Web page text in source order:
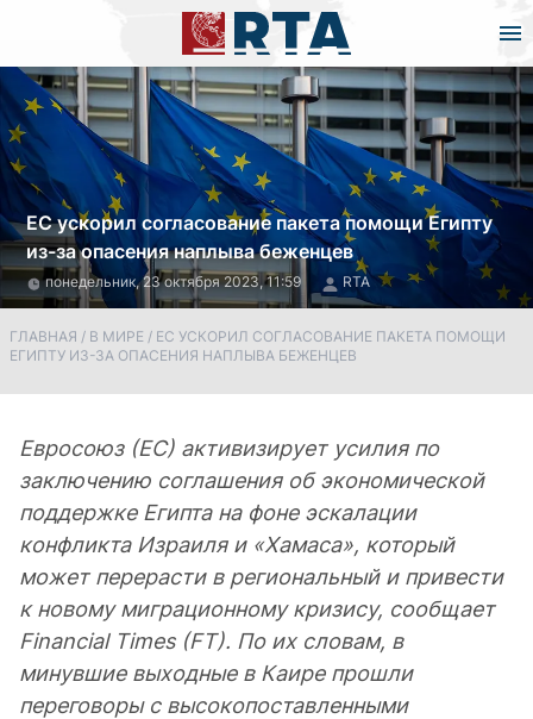
ЕС ускорил согласование пакета помощи Египту
из-за опасения наплыва беженцев
понедельник, 23 октября 2023, 11:59 RTA
ГЛАВНАЯ / В МИРЕ / ЕС УСКОРИЛ СОГЛАСОВАНИЕ ПАКЕТА ПОМОЩИ
ЕГИПТУ ИЗ-ЗА ОПАСЕНИЯ НАПЛЫВА БЕЖЕНЦЕВ
Евросоюз (ЕС) активизирует усилия по
заключению соглашения об экономической
поддержке Египта на фоне эскалации
конфликта Израиля и «Хамаса», который
может перерасти в региональный и привести
к новому миграционному кризису, сообщает
Financial Times (FT). По их словам, в
минувшие выходные в Каире прошли
переговоры с высокопоставленными